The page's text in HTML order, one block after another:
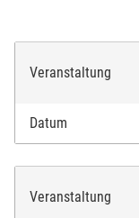
Veranstaltung
Datum
Veranstaltung